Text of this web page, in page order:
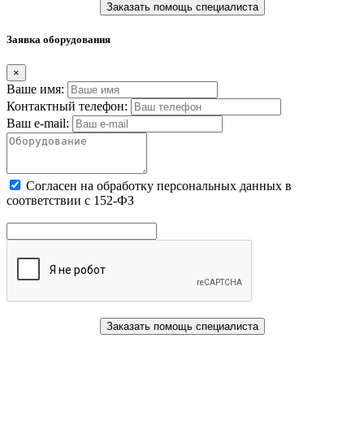
Заказать помощь специалиста
Заявка оборудования
×
Ваше имя:
Контактный телефон:
Ваш e-mail:
Cогласен на обработку персональных данных в
соответствии с 152-ФЗ
Заказать помощь специалиста